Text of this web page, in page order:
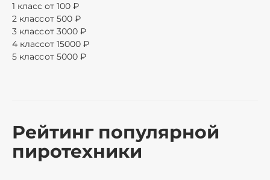
1 класс от 100 ₽
2 классот 500 ₽
3 классот 3000 ₽
4 классот 15000 ₽
5 классот 5000 ₽
Рейтинг популярной
пиротехники